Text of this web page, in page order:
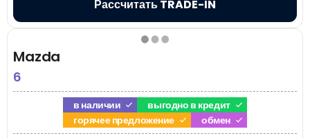
Рассчитать TRADE-IN
Mazda
6
в наличии
выгодно в кредит
горячее предложение
обмен